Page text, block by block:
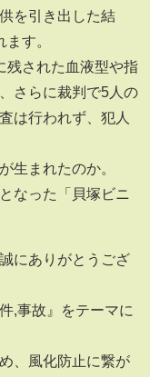
を引き出した結
す。
残された血液型や指
さらに裁判で5人の
は行われず、犯人
生まれたのか。
なった「貝塚ビニ
にありがとうござ
,事故』をテーマに
、風化防止に繋が